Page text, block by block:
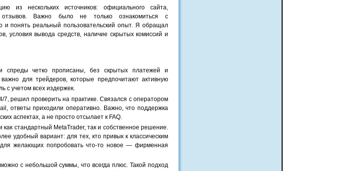
из нескольких источников: официального сайта,
отзывов. Важно было не только ознакомиться с
и понять реальный пользовательский опыт. Я обращал
условия вывода средств, наличие скрытых комиссий и
спреды четко прописаны, без скрытых платежей и
для трейдеров, которые предпочитают активную
с учетом всех издержек.
решил проверить на практике. Связался с оператором
ответы приходили оперативно. Важно, что поддержка
аспектах, а не просто отсылает к FAQ.
стандартный MetaTrader, так и собственное решение.
удобный вариант: для тех, кто привык к классическим
желающих попробовать что-то новое — фирменная
с небольшой суммы, что всегда плюс. Такой подход